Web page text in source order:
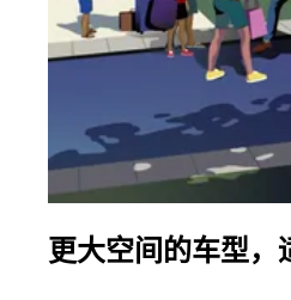
更大空间的车型，